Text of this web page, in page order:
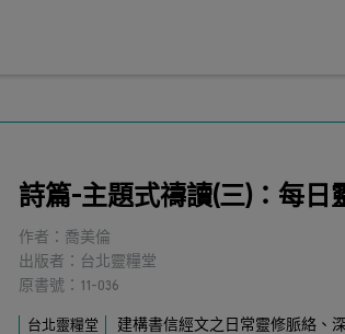
詩篇-主題式禱讀(三)：每日
作者：喬美倫
出版者：台北靈糧堂
原書號：11-036
台北靈糧堂 建構書信經文之日常靈修脈絡、